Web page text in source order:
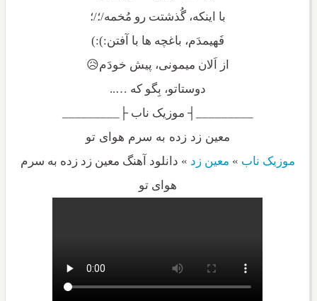
با اینکه، گُذشتت رو مُخمه/؛/؛
فَهیمدَم، باغچه ها با آفتن:):)
از اَلان میمونی، پیش خودَم😥
دوستاتو، بِگو که …..
_________┤ موزیک ناب ├_________
معین زد زده به سرم هوای تو
موزیک ناب » معین زد » دانلود آهنگ معین زد زده به سرم
هوای تو